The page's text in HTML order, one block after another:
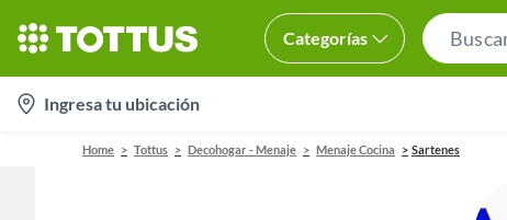
Categorías
location-
icon
Ingresa tu ubicación
Home Tottus Decohogar - Menaje Menaje Cocina Sartenes